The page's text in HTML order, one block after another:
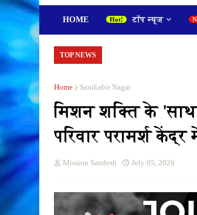
HOME टॉप न्यूज
TOP NEWS
Home Santkabir Nagar
मिशन शक्ति के
परिवार परामर्श
Mission Sandesh July 05, 2026